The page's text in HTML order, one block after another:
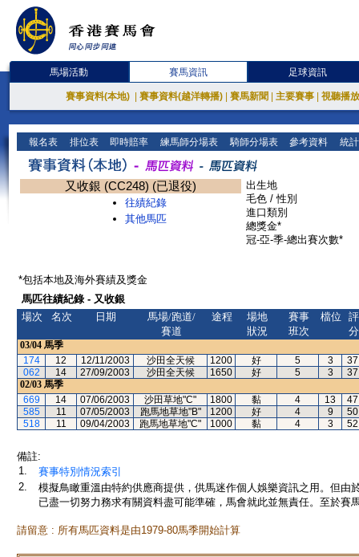
馬場活動 賽馬資訊 足球資訊
賽事資料(本地) 賽事資料(越洋轉播) 賽馬新聞 主要賽事 視聽播
報名表 排位表 即時賠率 練馬師分場表 騎師分場表 參考資料 統
又收銀 (CC248) (已退役)
往績紀錄
其他馬匹
出生地
毛色 / 性別
進口類別
總獎金*
冠-亞-季-總出賽次數*
*包括本地及海外賽績及獎金
馬匹往績紀錄 - 又收銀
場次
名次 日期
馬場/跑道/
賽道
途程
場地
狀況
賽事
班次
檔位
評
分
03/04 馬季
174
12 12/11/2003 沙田全天候 1200 好 5 3
37
062
14 27/09/2003 沙田全天候 1650 好 5 3
37
02/03 馬季
669
14 07/06/2003 沙田草地"C" 1800 黏 4 13
47
585
11 07/05/2003 跑馬地草地"B" 1200 好 4 9
50
518
11 09/04/2003 跑馬地草地"C" 1000 黏 4 3 52
備註:
1.
賽事特別情況索引
2.
模擬鳥瞰重溫由特約供應商提供，供馬迷作個人娛樂資訊之用。但
已盡一切努力務求有關資料盡可能準確，馬會就此並無責任。至於賽
請留意 : 所有馬匹資料是由1979-80馬季開始計算